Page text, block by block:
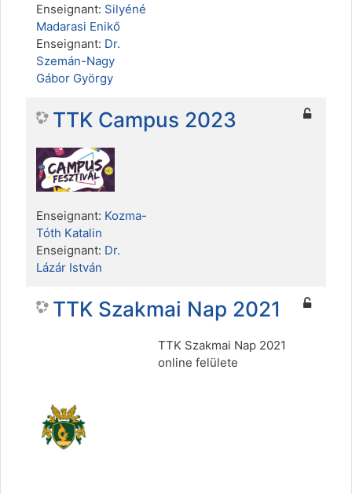
Enseignant: Silyéné
Madarasi Enikő
Enseignant: Dr.
Szemán-Nagy
Gábor György
TTK Campus 2023
Enseignant: Kozma-
Tóth Katalin
Enseignant: Dr.
Lázár István
TTK Szakmai Nap 2021
TTK Szakmai Nap 2021
online felülete